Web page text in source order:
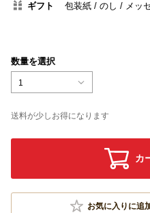
ギフト 包装紙 のし メッ
数量を選択
1
送料が少しお得になります
カ
お気に入りに追